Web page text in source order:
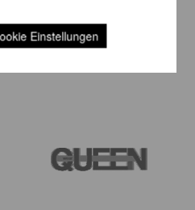
Einstellungen